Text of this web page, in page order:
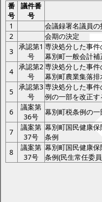
番
号
議件番
号
1
会議録署名議員の
2
会期の決定
3
承認第1
号
専決処分した事
幕別町一般会計補
4
承認第2
号
専決処分した事
幕別町農業集落
5
承認第3
号
専決処分した事
例の一部を改正す
6
議案第
36号
幕別町税条例の
7
議案第
37号
幕別町国民健康
条例
8
議案第
37号
幕別町国民健康
条例(民生常任委